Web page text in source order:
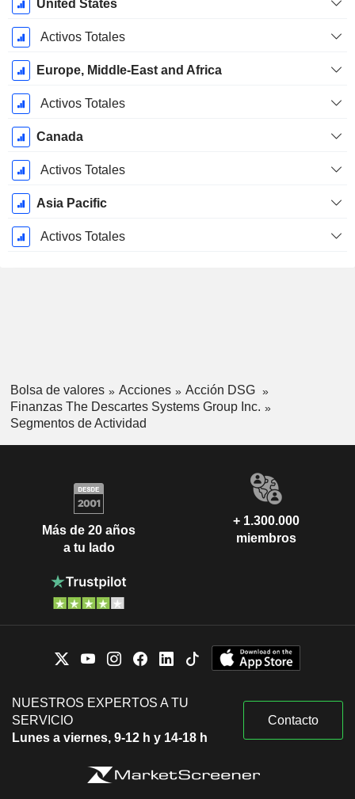
fiscal:
Enero
United States
Activos Totales
Europe, Middle-East and Africa
Activos Totales
Canada
Activos Totales
Asia Pacific
Activos Totales
Bolsa de valores Acciones
Acción DSG
Finanzas The Descartes Systems Group Inc.
Segmentos de Actividad
Más de 20 años
a tu lado
+ 1.300.000
miembros
NUESTROS EXPERTOS A TU
SERVICIO
Lunes a viernes, 9-12 h y 14-18 h
Contacto